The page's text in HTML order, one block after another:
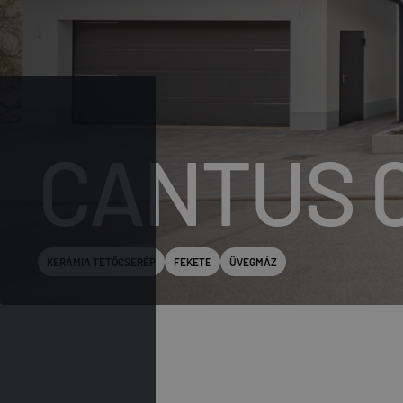
CANTUS
KERÁMIA TETŐCSERÉP FEKETE ÜVEGMÁZ